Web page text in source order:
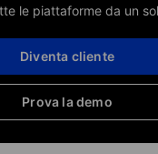
le piattaforme da un
Prova la demo
Diventa cliente